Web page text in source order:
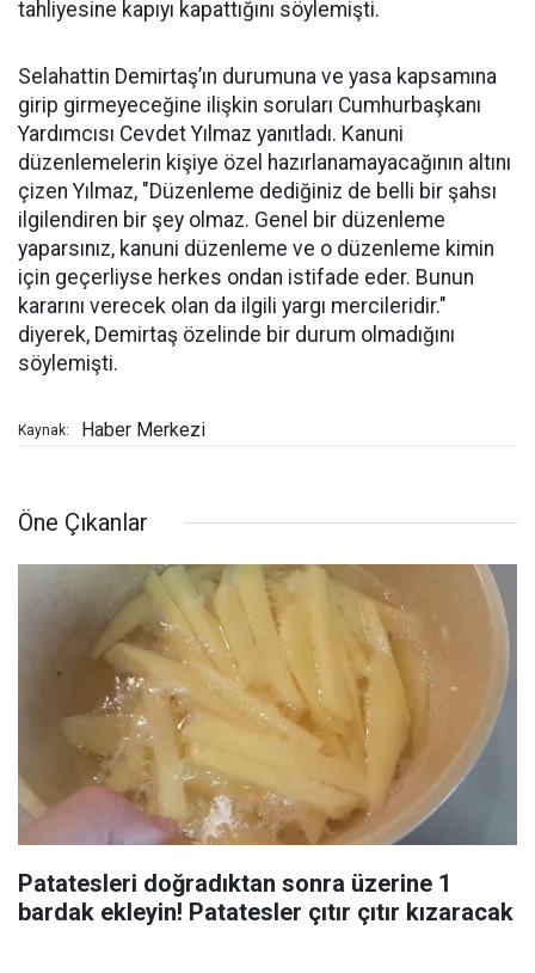
tahliyesine kapıyı kapattığını söylemişti.
Selahattin Demirtaş’ın durumuna ve yasa kapsamına
girip girmeyeceğine ilişkin soruları Cumhurbaşkanı
Yardımcısı Cevdet Yılmaz yanıtladı. Kanuni
düzenlemelerin kişiye özel hazırlanamayacağının altını
çizen Yılmaz, "Düzenleme dediğiniz de belli bir şahsı
ilgilendiren bir şey olmaz. Genel bir düzenleme
yaparsınız, kanuni düzenleme ve o düzenleme kimin
için geçerliyse herkes ondan istifade eder. Bunun
kararını verecek olan da ilgili yargı mercileridir."
diyerek, Demirtaş özelinde bir durum olmadığını
söylemişti.
Kaynak: Haber Merkezi
Öne Çıkanlar
Patatesleri doğradıktan sonra üzerine 1
bardak ekleyin! Patatesler çıtır çıtır kızaracak